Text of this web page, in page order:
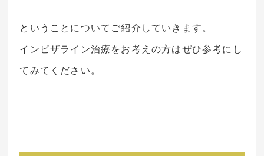
ということについてご紹介していきます。
インビザライン治療をお考えの方はぜひ参考にし
てみてください。